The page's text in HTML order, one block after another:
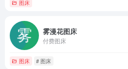
图床
雾漫花图床
付费图床
图床 # 图床